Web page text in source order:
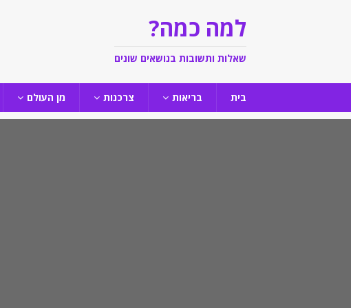
למה כמה?
שאלות ותשובות בנושאים שונים
בית בריאות צרכנות מן העולם